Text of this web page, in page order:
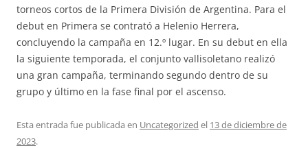
torneos cortos de la Primera División de Argentina. Para el
debut en Primera se contrató a Helenio Herrera,
concluyendo la campaña en 12.º lugar. En su debut en ella
la siguiente temporada, el conjunto vallisoletano realizó
una gran campaña, terminando segundo dentro de su
grupo y último en la fase final por el ascenso.
Esta entrada fue publicada en Uncategorized el 13 de diciembre de
2023.